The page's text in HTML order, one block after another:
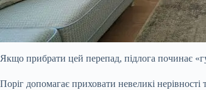
Якщо прибрати цей перепад, підлога починає
Поріг допомагає приховати невеликі нерівності